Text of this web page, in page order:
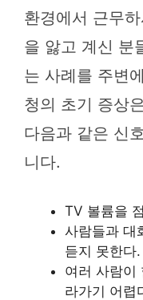
환경에서 근무
을 앓고 계신 분
는 사례를 주변
청의 초기 증상
다음과 같은 신
니다.
TV 볼륨을
사람들과 대
듣지 못한다.
여러 사람이
라가기 어렵